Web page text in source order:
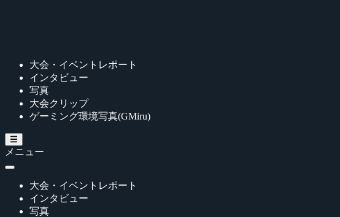
大会・イベントレポート
インタビュー
写真
大会クリップ
ゲーミング環境写真(GMiru)
メニュー
大会・イベントレポート
インタビュー
写真